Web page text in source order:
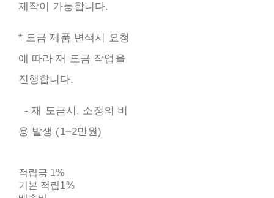
제작이 가능합니다.
* 도금 제품 변색시 요청
에 따라 재 도금 작업을
진행합니다.
- 재 도금시, 소정의 비
용 발생 (1~2만원)
적립금 1%
기본 적립1%